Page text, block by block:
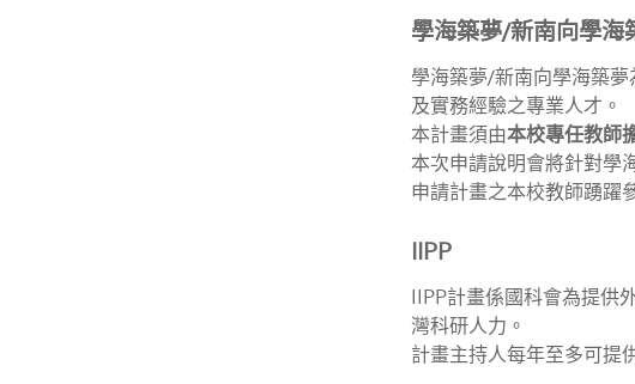
學海築夢/新南向學海
學海築夢/新南向學海築
及實務經驗之專業人才。
本計畫須由本校專任教師
本次申請說明會將針對學
申請計畫之本校教師踴躍
IIPP
IIPP計畫係國科會為提供
灣科研人力。
計畫主持人每年至多可提